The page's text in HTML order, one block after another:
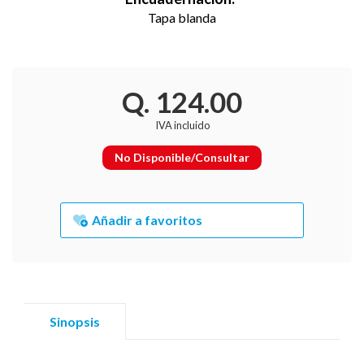
Tapa blanda
Q. 124.00
IVA incluido
No Disponible/Consultar
Añadir a favoritos
Sinopsis